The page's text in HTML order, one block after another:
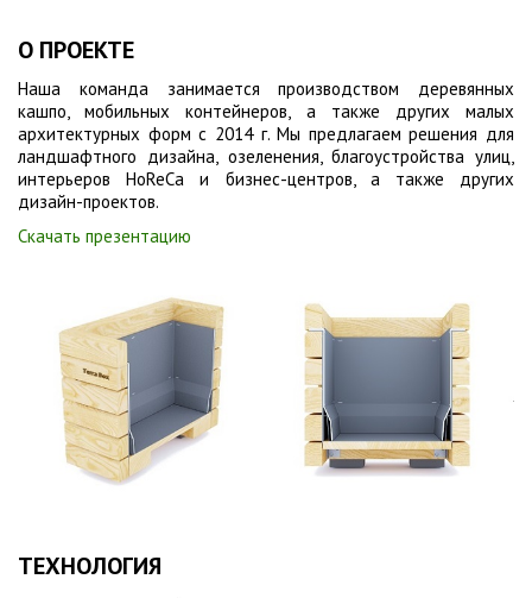
О ПРОЕКТЕ
Наша команда занимается производством деревянных
кашпо, мобильных контейнеров, а также других малых
архитектурных форм с 2014 г. Мы предлагаем решения для
ландшафтного дизайна, озеленения, благоустройства улиц,
интерьеров HoReCa и бизнес-центров, а также других
дизайн-проектов.
Скачать презентацию
ТЕХНОЛОГИЯ